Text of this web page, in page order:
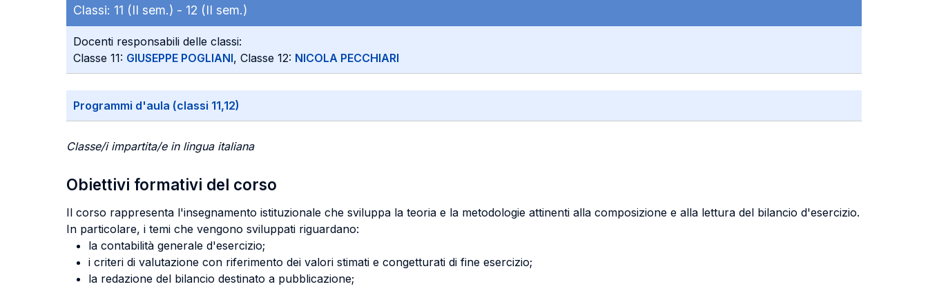
Classi: 11 (II sem.) - 12 (II sem.)
Docenti responsabili delle classi:
Classe 11: GIUSEPPE POGLIANI, Classe 12: NICOLA PECCHIARI
Programmi d'aula (classi 11,12)
Classe/i impartita/e in lingua italiana
Obiettivi formativi del corso
Il corso rappresenta l'insegnamento istituzionale che sviluppa la teoria e la metodologie attinenti alla composizione e alla lettura del bilancio d'esercizio.
In particolare, i temi che vengono sviluppati riguardano:
la contabilità generale d'esercizio;
i criteri di valutazione con riferimento dei valori stimati e congetturati di fine esercizio;
la redazione del bilancio destinato a pubblicazione;